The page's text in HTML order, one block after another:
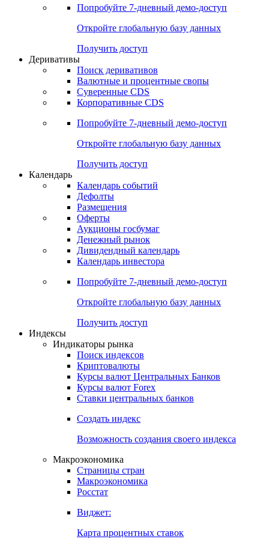
Попробуйте 7-дневный демо-доступ
Откройте глобальную базу данных
Получить доступ
Деривативы
Поиск деривативов
Валютные и процентные свопы
Суверенные CDS
Корпоративные CDS
Попробуйте 7-дневный демо-доступ
Откройте глобальную базу данных
Получить доступ
Календарь
Календарь событий
Дефолты
Размещения
Оферты
Аукционы госбумаг
Денежный рынок
Дивидендный календарь
Календарь инвестора
Попробуйте 7-дневный демо-доступ
Откройте глобальную базу данных
Получить доступ
Индексы
Индикаторы рынка
Поиск индексов
Криптовалюты
Курсы валют Центральных Банков
Курсы валют Forex
Ставки центральных банков
Создать индекс
Возможность создания своего индекса
Макроэкономика
Страницы стран
Макроэкономика
Росстат
Виджет:
Карта процентных ставок